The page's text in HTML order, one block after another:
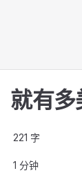
就有多
221 字
1 分钟